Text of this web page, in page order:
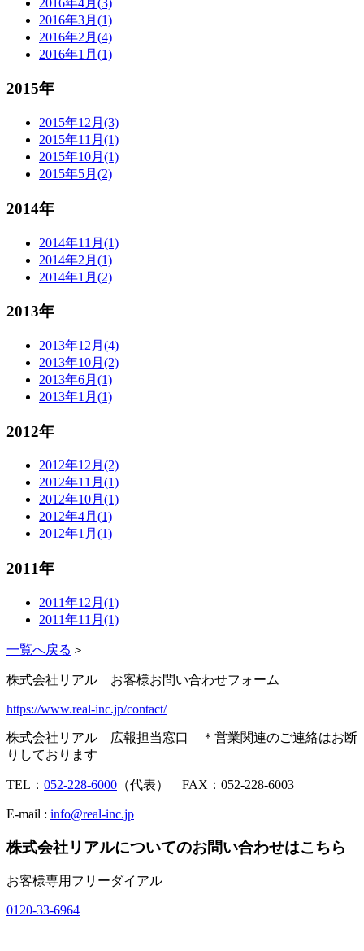
2016年3月(1)
2016年2月(4)
2016年1月(1)
2015年
2015年12月(3)
2015年11月(1)
2015年10月(1)
2015年5月(2)
2014年
2014年11月(1)
2014年2月(1)
2014年1月(2)
2013年
2013年12月(4)
2013年10月(2)
2013年6月(1)
2013年1月(1)
2012年
2012年12月(2)
2012年11月(1)
2012年10月(1)
2012年4月(1)
2012年1月(1)
2011年
2011年12月(1)
2011年11月(1)
一覧へ戻る ＞
株式会社リアル お客様お問い合わせフォーム
https://www.real-inc.jp/contact/
株式会社リアル 広報担当窓口 ＊営業関連のご連絡はお断
りしております
TEL： 052-228-6000 （代表） FAX：052-228-6003
E-mail : info@real-inc.jp
株式会社リアルについてのお問い合わせはこちら
お客様専用フリーダイアル
0120-33-6964